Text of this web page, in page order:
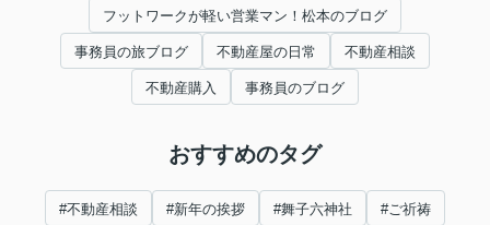
フットワークが軽い営業マン！松本のブログ
事務員の旅ブログ 不動産屋の日常 不動産相談
不動産購入 事務員のブログ
おすすめのタグ
#不動産相談 #新年の挨拶 #舞子六神社 #ご祈祷